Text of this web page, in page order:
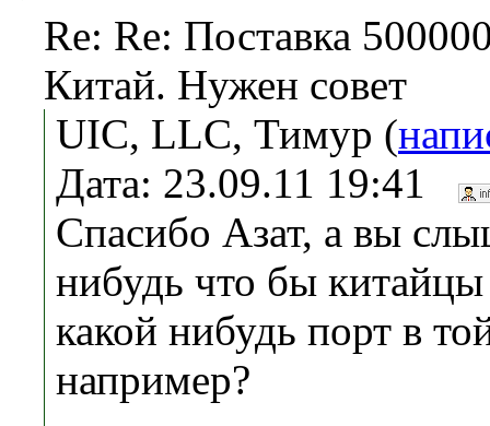
Re: Re: Поставка
Китай. Нужен совет
UIC, LLC, Тимур (
Дата: 23.09.11 19:41
Спасибо Азат, а вы
нибудь что бы
какой нибудь порт в
например?